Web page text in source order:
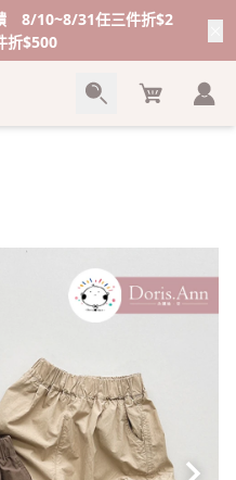
8/10~8/31任三件折$2
折$500
Cart